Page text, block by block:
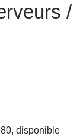
/
disponible